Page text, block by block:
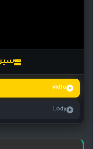
مسلسلات
مسلسلات
تركي
مسلسلات
vidlo
Lody